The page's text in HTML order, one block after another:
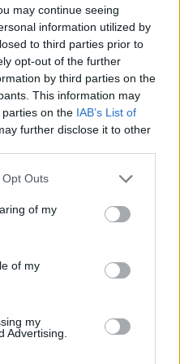
may continue seeing
information utilized by
to third parties prior to
opt-out of the further
by third parties on the
This information may
on the IAB’s List of
further disclose it to other
Outs
of my
of my
my
Advertising.
in piazza per